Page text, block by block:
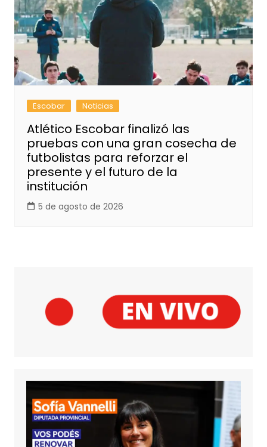
Escobar Noticias
Atlético Escobar finalizó las
pruebas con una gran cosecha de
futbolistas para reforzar el
presente y el futuro de la
institución
5 de agosto de 2026